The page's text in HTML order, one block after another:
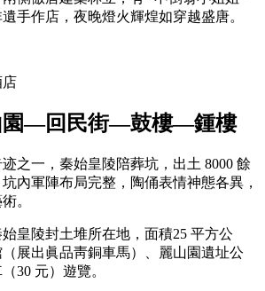
手作店，夜晚燈火輝煌如穿越盛唐。
店
—回民街—鼓樓—鍾樓
之一，秦始皇陵陪葬坑，出土 8000 餘
內軍陣布局完整，陶俑表情神態各異，
。
皇陵封土堆所在地，面積25 平方公
展出眞品靑銅車馬）、麗山園遺址公
30 元）遊覽。